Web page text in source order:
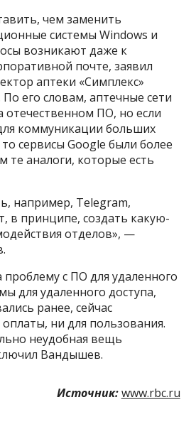
чем заменить
системы Windows и
возникают даже к
почте, заявил
аптеки «Симплекс»
его словам, аптечные сети
ПО, но если
коммуникации больших
сервисы Google были более
те аналоги, которые есть
например, Telegram,
в принципе, создать какую-
отделов», —
проблему с ПО для удаленного
для удаленного доступа,
ранее, сейчас
ни для пользования.
неудобная вещь
Вандышев.
Источник: www.rbc.ru